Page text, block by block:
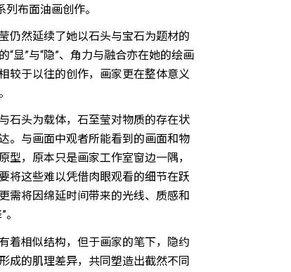
布面油画创作。
仍然延续了她以石头与宝石为题材的
显”与“隐”、角力与融合亦在她的绘画
较于以往的创作，画家更在整体意义
石头为载体，石至莹对物质的存在状
。与画面中观者所能看到的画面和物
型，原本只是画家工作室窗边一隅，
将这些难以凭借肉眼观看的细节在跃
需将因绵延时间带来的光线、质感和
着相似结构，但于画家的笔下，隐约
成的肌理差异，共同塑造出截然不同